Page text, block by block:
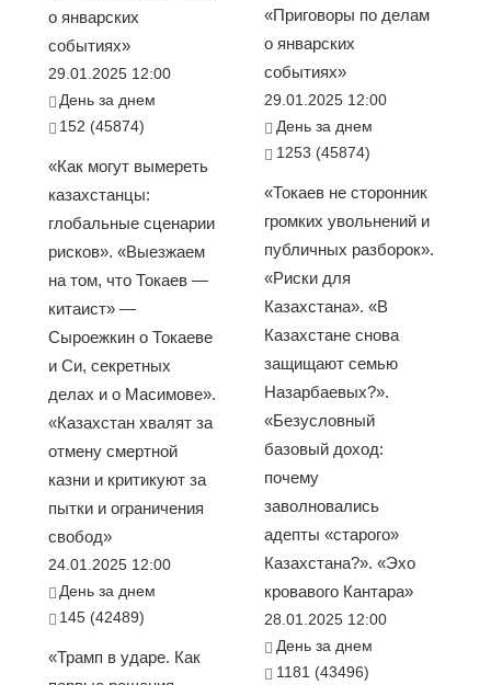
о январских
событиях»
29.01.2025 12:00
День за днем
152 (45874)
«Как могут вымереть
казахстанцы:
глобальные сценарии
рисков». «Выезжаем
на том, что Токаев —
китаист» —
Сыроежкин о Токаеве
и Си, секретных
делах и о Масимове».
«Казахстан хвалят за
отмену смертной
казни и критикуют за
пытки и ограничения
свобод»
24.01.2025 12:00
День за днем
145 (42489)
«Трамп в ударе. Как
«Приговоры по делам
о январских
событиях»
29.01.2025 12:00
День за днем
1253 (45874)
«Токаев не сторонник
громких увольнений и
публичных разборок».
«Риски для
Казахстана». «В
Казахстане снова
защищают семью
Назарбаевых?».
«Безусловный
базовый доход:
почему
заволновались
адепты «старого»
Казахстана?». «Эхо
кровавого Кантара»
28.01.2025 12:00
День за днем
1181 (43496)